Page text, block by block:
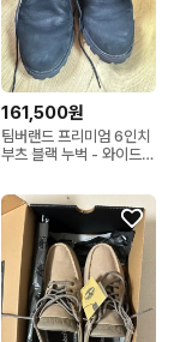
161,500원
팀버랜드 프리미엄 6인치
부츠 블랙 누벅 - 와이드